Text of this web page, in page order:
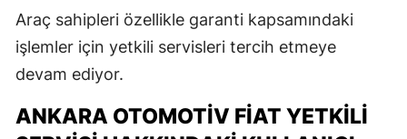
Araç sahipleri özellikle garanti kapsamındaki
işlemler için yetkili servisleri tercih etmeye
devam ediyor.
ANKARA OTOMOTIV FIAT YETKILI